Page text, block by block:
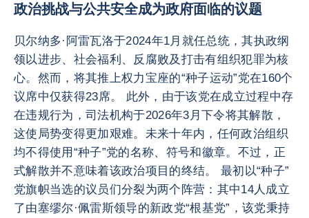
政治挑战与公共安全成为政府面临的议题
贝尔纳多·阿雷瓦洛于2024年1月就任总统，其执政纲
领以进步、社会福利、反腐败及打击有组织犯罪为核
心。然而，将其推上权力宝座的“种子运动”党在160个
议席中仅获得23席。 此外，由于该党在成立过程中存
在违规行为，司法机构于2026年3月下令将其解散，
这使局势变得更加艰难。未来十年内，任何政治组织
均不得使用“种子”党的名称、符号和徽章。不过，正
式解散并不意味着该政治项目的终结。 最初以“种子”
党旗帜当选的议员们分裂为两个阵营：其中14人成立
了由塞缪尔·佩雷斯领导的新政党“根基党”，该党秉持